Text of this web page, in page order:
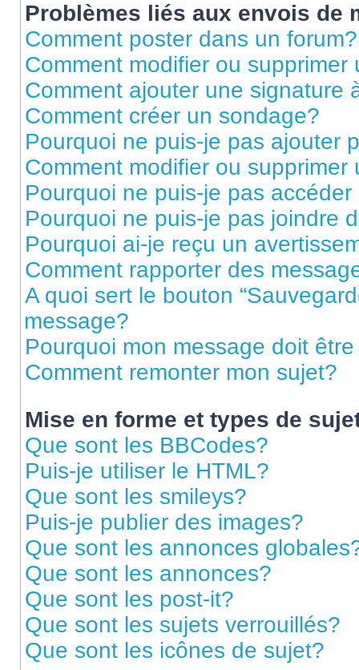
Problèmes liés aux envois de
Comment poster dans un forum?
Comment modifier ou supprimer
Comment ajouter une signature
Comment créer un sondage?
Pourquoi ne puis-je pas ajouter
Comment modifier ou supprimer
Pourquoi ne puis-je pas
Pourquoi ne puis-je pas joindre
Pourquoi ai-je reçu un
Comment rapporter des
A quoi sert le bouton
message?
Pourquoi mon message doit
Comment remonter mon sujet?
Mise en forme et types de
Que sont les BBCodes?
Puis-je utiliser le HTML?
Que sont les smileys?
Puis-je publier des images?
Que sont les annonces
Que sont les annonces?
Que sont les post-it?
Que sont les sujets verrouillés?
Que sont les icônes de sujet?